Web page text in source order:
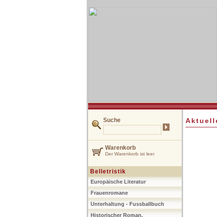
Suche
Warenkorb
Der Warenkorb ist leer
Belletristik
Europäische Literatur
Frauenromane
Unterhaltung - Fussballbuch
Historischer Roman,